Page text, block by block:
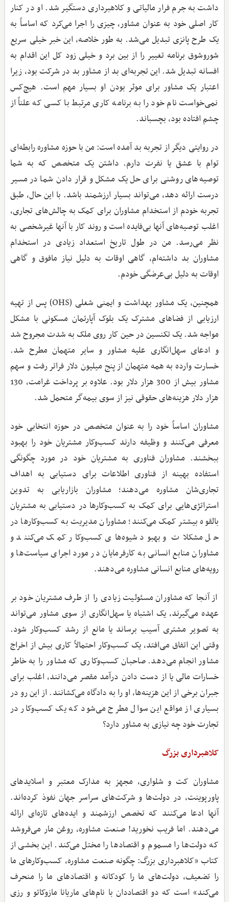
داشت به جرم فرار مالیاتی و کلاهبرداری دستگیر شد. او در کنار
کار اصلی خود به عنوان مشاور، چیزی را اجرا می‌کرد که اساساً به
یک طرح پانزی تبدیل می‌شد. به طور خلاصه، این خبر خیلی سریع
شوروشوق برنامه تغییر را از بین برد و خیلی زود کل این اقدام به
افسانه تبدیل شد. این تجربه‌ای بد از مشاور بد در شرکت بود، زیرا
اعتبار یک مشاور برای موثر بودن او بسیار مهم است. هیچ‌کس
نمی‌خواست نام خود را به برنامه کاری مرتبط با کسی که علناً از
چشم افتاده بود، بچسباند.
در روایتی دیگر از تجربه بد آمده است: من با حوزه مشاوره رابطه‌ای
توام با عشق یا نفرت دارم. داشتن یک متخصص که به شما
توصیه‌های روشنی برای حل یک مشکل و قرار دادن شما در مسیر
درست ارائه دهد، می‌تواند بسیار ارزشمند باشد. با این حال، طبق
تجربه خودم از استخدام مشاوران برای کمک به چالش‌های تجاری‌،
اغلب توصیه‌های آنها بی‌فایده است و روند کار با آنها غیرشخصی به
نظر می‌رسد. من در طول تاریخ استعداد زیادی در استخدام
مشاوران بد داشته‌ام، گاهی اوقات به دلیل نیاز مافوق و گاهی
اوقات به دلیل بی‌عرضگی خودم.
همچنین، یک مشاور بهداشت و ایمنی شغلی (OHS) پس از تهیه
ارزیابی از فضاهای مشترک یک بلوک آپارتمان مسکونی با مشکل
مواجه شد. یک تکنسین در حین کار روی ملک به شدت مجروح شد
و ادعای سهل‌انگاری علیه مشاور و سایر متهمان مطرح شد.
خسارت وارده به همه متهمان از پنج میلیون دلار فراتر رفت و سهم
مشاور بیش از 300 هزار دلار بود. علاوه بر پرداخت غرامت، 130
هزار دلار هزینه‌های حقوقی نیز از سوی بیمه‌گر متحمل شد.
مشاوران اساساً خود را به عنوان متخصص در حوزه انتخابی خود
معرفی می‌کنند و وظیفه دارند کسب‌وکار مشتریان خود را بهبود
ببخشند. مشاوران فناوری به مشتریان خود در مورد چگونگی
استفاده بهینه از فناوری اطلاعات برای دستیابی به اهداف
تجاری‌شان مشاوره می‌دهند؛ مشاوران بازاریابی به تدوین
استراتژی‌هایی برای کمک به کسب‌وکارها در دستیابی به مشتریان
بالقوه بیشتر کمک می‌کنند؛ مشاوران مدیریت به کسب‌وکارها در
حل مشکلات و بهبود شیوه‌های کسب‌وکار کمک می‌کنند و
مشاوران منابع انسانی به کارفرمایان در مورد اجرای سیاست‌ها و
رویه‌های منابع انسانی مشاوره می‌دهند.
از آنجا که مشاوران مسئولیت زیادی را از طرف مشتریان خود بر
عهده می‌گیرند، یک اشتباه یا سهل‌انگاری از سوی مشاور می‌تواند
به تصویر مشتری آسیب برساند یا مانع از رشد کسب‌وکار شود.
وقتی این اتفاق می‌افتد، یک کسب‌وکار احتمالاً کاری بیش از اخراج
مشاور انجام می‌دهد. صاحبان کسب‌وکاری که مشاور را به خاطر
خسارات مالی یا از دست دادن درآمد مقصر می‌دانند، اغلب برای
جبران برخی از این هزینه‌ها، او را به دادگاه می‌کشانند. از این رو در
بسیاری از مواقع این سوال مطرح می‌شود که یک کسب‌وکار در
تجارت خود چه نیازی به مشاور دارد؟
کلاهبرداری بزرگ
مشاوران کت و شلواری، مجهز به مدارک معتبر و اسلایدهای
پاورپوینت، در دولت‌ها و شرکت‌های سراسر جهان نفوذ کرده‌اند.
آنها ادعا می‌کنند که تخصص ارزشمند و ایده‌های تازه‌ای ارائه
می‌دهند. اما فریب نخورید! صنعت مشاوره، روغن مار می‌فروشد
که دولت‌ها را مسموم و اقتصادها را مختل می‌کند. این بخشی از
کتاب «کلاهبرداری بزرگ: چگونه صنعت مشاوره، کسب‌وکارهای ما
را تضعیف، دولت‌های ما را کودکانه و اقتصادهای ما را منحرف
می‌کند» است که دو اقتصاددان با نام‌های ماریانا مازوکاتو و رزی